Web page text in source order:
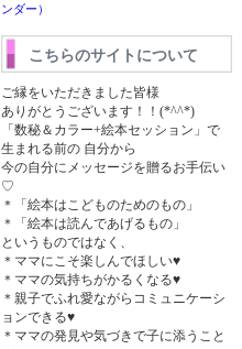
ンダー）
こちらのサイトについて
ご縁をいただきました皆様
ありがとうございます！！(*^^*)
「数秘＆カラー+絵本セッション」で
生まれる前の 自分から
今の自分にメッセージを贈るお手伝い
♡
＊「絵本はこどものためのもの」
＊「絵本は読んであげるもの」
というものではなく、
＊ママにこそ楽しんでほしい♥
＊ママの気持ちがかるくなる♥
＊親子でふれ愛ながらコミュニケーシ
ョンできる♥
＊ママの発見や気づきで子に添うこと